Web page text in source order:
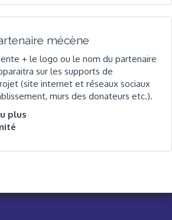
mécène
+ le logo ou le nom du partenaire
sur les supports de
(site internet et réseaux sociaux
murs des donateurs etc.).
plus